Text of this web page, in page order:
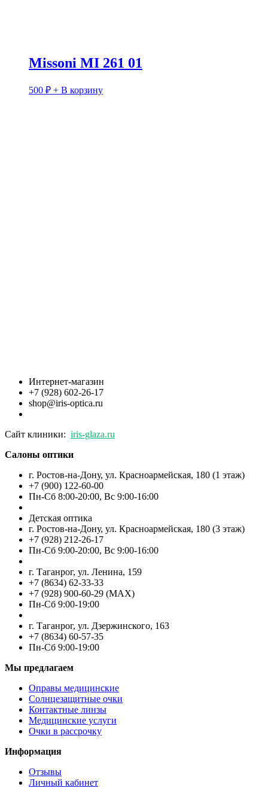
Missoni MI 261 01
500 ₽ + В корзину
Интернет-магазин
+7 (928) 602-26-17
shop@iris-optica.ru
Сайт клиники: iris-glaza.ru
Салоны оптики
г. Ростов-на-Дону, ул. Красноармейская, 180 (1 этаж)
+7 (900) 122-60-00
Пн-Cб 8:00-20:00, Вс 9:00-16:00
Детская оптика
г. Ростов-на-Дону, ул. Красноармейская, 180 (3 этаж)
+7 (928) 212-26-17
Пн-Cб 9:00-20:00, Вс 9:00-16:00
г. Таганрог, ул. Ленина, 159
+7 (8634) 62-33-33
+7 (928) 900-60-29 (MAX)
Пн-Cб 9:00-19:00
г. Таганрог, ул. Дзержинского, 163
+7 (8634) 60-57-35
Пн-Сб 9:00-19:00
Мы предлагаем
Оправы медицинские
Солнцезащитные очки
Контактные линзы
Медицинские услуги
Очки в рассрочку
Информация
Отзывы
Личный кабинет